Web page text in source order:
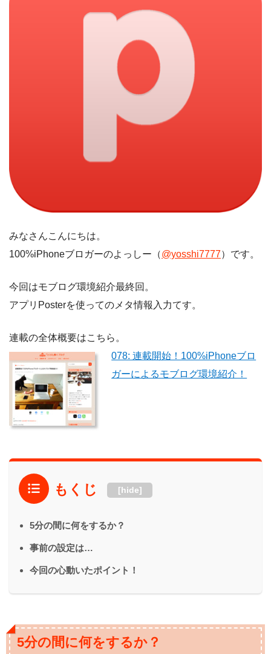
みなさんこんにちは。
100%iPhoneブロガーのよっしー（@yosshi7777）です。
今回はモブログ環境紹介最終回。
アプリPosterを使ってのメタ情報入力てす。
連載の全体概要はこちら。
078: 連載開始！100%iPhoneブロ
ガーによるモブログ環境紹介！
もくじ [hide]
5分の間に何をするか？
事前の設定は…
今回の心動いたポイント！
5分の間に何をするか？